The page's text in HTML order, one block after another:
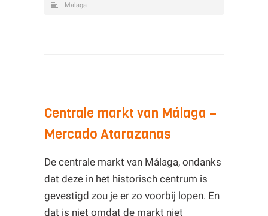
Malaga
Centrale markt van Málaga –
Mercado Atarazanas
De centrale markt van Málaga, ondanks
dat deze in het historisch centrum is
gevestigd zou je er zo voorbij lopen. En
dat is niet omdat de markt niet